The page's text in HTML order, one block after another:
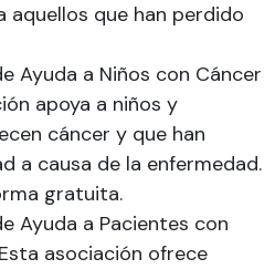
aquellos que han perdido
Ayuda a Niños con Cáncer
apoya a niños y
cáncer y que han
a causa de la enfermedad.
gratuita.
Ayuda a Pacientes con
asociación ofrece